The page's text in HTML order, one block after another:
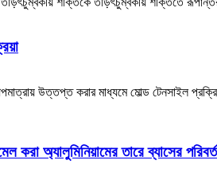
উত্তপ্ত করার মাধ্যমে মোল্ড টেনসাইল
করা অ্যালুমিনিয়ামের তারে ব্যাসের